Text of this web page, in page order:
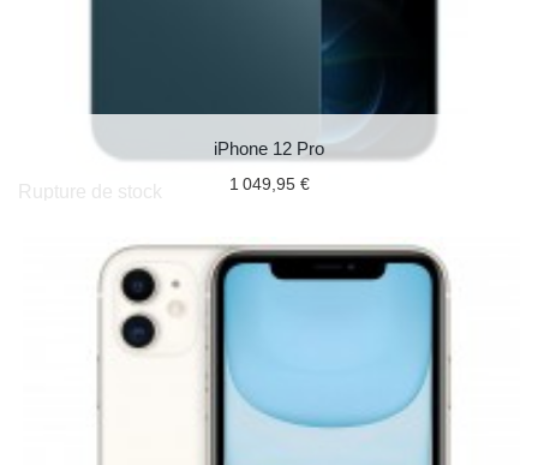
Rupture de stock
iPhone 12 Pro
1 049,95 €